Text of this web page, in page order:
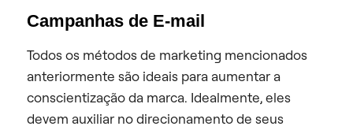
Campanhas de E-mail
Todos os métodos de marketing mencionados
anteriormente são ideais para aumentar a
conscientização da marca. Idealmente, eles
devem auxiliar no direcionamento de seus